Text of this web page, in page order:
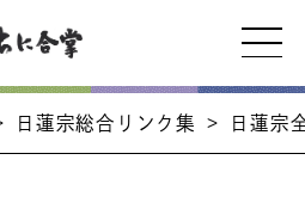
日蓮宗総合リンク集 > 日蓮宗